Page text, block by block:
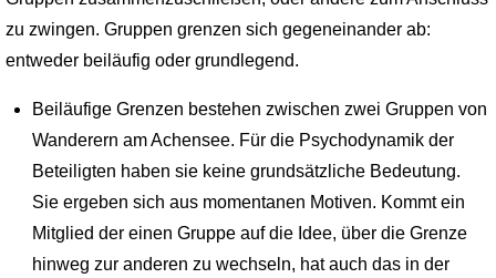
zu zwingen. Gruppen grenzen sich gegeneinander ab:
entweder beiläufig oder grundlegend.
Beiläufige Grenzen bestehen zwischen zwei Gruppen von
Wanderern am Achensee. Für die Psychodynamik der
Beteiligten haben sie keine grundsätzliche Bedeutung.
Sie ergeben sich aus momentanen Motiven. Kommt ein
Mitglied der einen Gruppe auf die Idee, über die Grenze
hinweg zur anderen zu wechseln, hat auch das in der